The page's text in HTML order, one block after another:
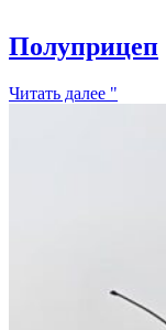
Полуприцеп
Читать далее "